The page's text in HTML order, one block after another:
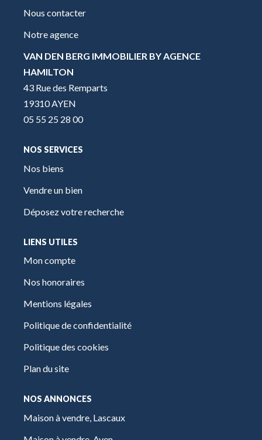
Nous contacter
Notre agence
VAN DEN BERG IMMOBILIER BY AGENCE
HAMILTON
43 Rue des Remparts
19310 AYEN
05 55 25 28 00
NOS SERVICES
Nos biens
Vendre un bien
Déposez votre recherche
LIENS UTILES
Mon compte
Nos honoraires
Mentions légales
Politique de confidentialité
Politique des cookies
Plan du site
NOS ANNONCES
Maison à vendre, Lascaux